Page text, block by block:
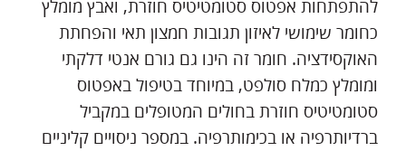
להתפתחות אפטוס סטומטיטיס חוזרת, ואבץ מומלץ
כחומר שימושי לאיזון תגובות חמצון תאי והפחתת
האוקסידציה. חומר זה הינו גם גורם אנטי דלקתי
ומומלץ כמלח סולפט, במיוחד בטיפול באפטוס
סטומטיטיס חוזרת בחולים המטופלים במקביל
ברדיותרפיה או בכימותרפיה. במספר ניסויים קליניים